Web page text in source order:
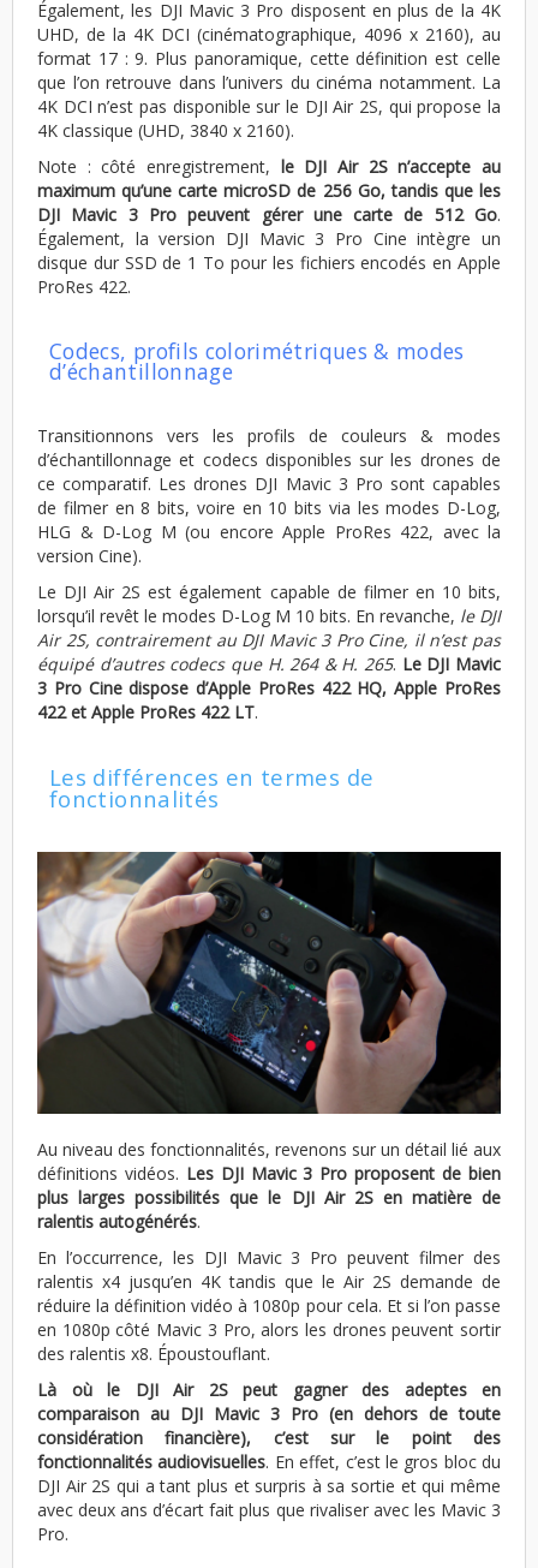
Également, les DJI Mavic 3 Pro disposent en plus de la 4K
UHD, de la 4K DCI (cinématographique, 4096 x 2160), au
format 17 : 9. Plus panoramique, cette définition est celle
que l’on retrouve dans l’univers du cinéma notamment. La
4K DCI n’est pas disponible sur le DJI Air 2S, qui propose la
4K classique (UHD, 3840 x 2160).
Note : côté enregistrement, le DJI Air 2S n’accepte au
maximum qu’une carte microSD de 256 Go, tandis que les
DJI Mavic 3 Pro peuvent gérer une carte de 512 Go.
Également, la version DJI Mavic 3 Pro Cine intègre un
disque dur SSD de 1 To pour les fichiers encodés en Apple
ProRes 422.
Codecs, profils colorimétriques & modes
d’échantillonnage
Transitionnons vers les profils de couleurs & modes
d’échantillonnage et codecs disponibles sur les drones de
ce comparatif. Les drones DJI Mavic 3 Pro sont capables
de filmer en 8 bits, voire en 10 bits via les modes D-Log,
HLG & D-Log M (ou encore Apple ProRes 422, avec la
version Cine).
Le DJI Air 2S est également capable de filmer en 10 bits,
lorsqu’il revêt le modes D-Log M 10 bits. En revanche, le DJI
Air 2S, contrairement au DJI Mavic 3 Pro Cine, il n’est pas
équipé d’autres codecs que H. 264 & H. 265. Le DJI Mavic
3 Pro Cine dispose d’Apple ProRes 422 HQ, Apple ProRes
422 et Apple ProRes 422 LT.
Les différences en termes de
fonctionnalités
Au niveau des fonctionnalités, revenons sur un détail lié aux
définitions vidéos. Les DJI Mavic 3 Pro proposent de bien
plus larges possibilités que le DJI Air 2S en matière de
ralentis autogénérés.
En l’occurrence, les DJI Mavic 3 Pro peuvent filmer des
ralentis x4 jusqu’en 4K tandis que le Air 2S demande de
réduire la définition vidéo à 1080p pour cela. Et si l’on passe
en 1080p côté Mavic 3 Pro, alors les drones peuvent sortir
des ralentis x8. Époustouflant.
Là où le DJI Air 2S peut gagner des adeptes en
comparaison au DJI Mavic 3 Pro (en dehors de toute
considération financière), c’est sur le point des
fonctionnalités audiovisuelles. En effet, c’est le gros bloc du
DJI Air 2S qui a tant plus et surpris à sa sortie et qui même
avec deux ans d’écart fait plus que rivaliser avec les Mavic 3
Pro.